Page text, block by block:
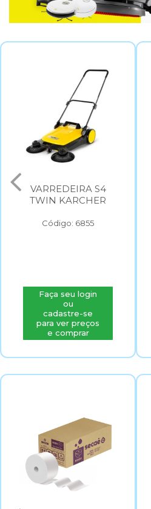
VARREDEIRA S4
TWIN KARCHER
Código: 6855
Faça seu login
ou
cadastre-se
para ver preços
e comprar